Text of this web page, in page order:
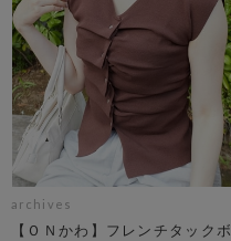
archives
【ＯＮかわ】フレンチタックボ